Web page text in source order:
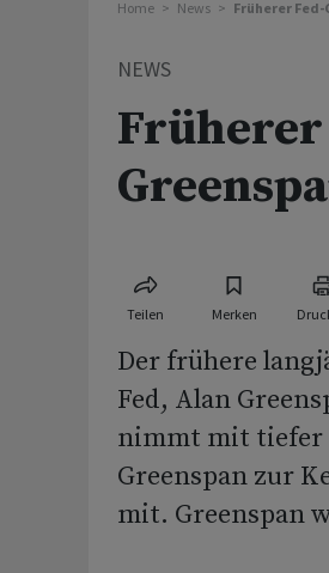
Home News Früherer
NEWS
Früherer
Teilen Merken
Der frühere
Fed, Alan
nimmt mit tiefer
Greenspan zur
mit. Greenspan